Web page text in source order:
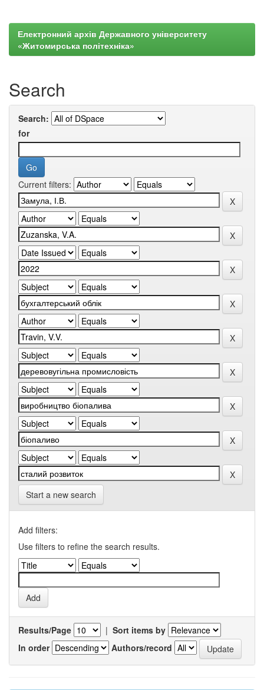
Електронний архів Державного університету
«Житомирська політехніка»
Search
Search:
for
Current filters:
Start a new search
Add filters:
Use filters to refine the search results.
Results/Page | Sort items by
In order
Authors/record